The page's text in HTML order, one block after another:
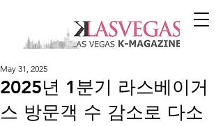
2025년 1분기 라스베이거
스 방문객 수 감소로 다소
May 31, 2025